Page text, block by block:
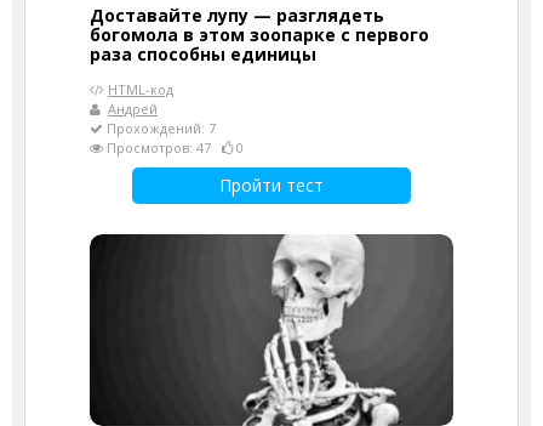
Доставайте лупу — разглядеть
богомола в этом зоопарке с первого
раза способны единицы
HTML-код
Андрей
Прохождений: 7
Просмотров: 47
0
Пройти тест